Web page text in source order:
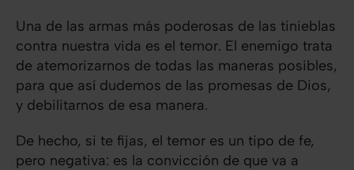
Una de las armas más poderosas de las tinieblas
contra nuestra vida es el temor. El enemigo trata
de atemorizarnos de todas las maneras posibles,
para que así dudemos de las promesas de Dios,
y debilitarnos de esa manera.
De hecho, si te fijas, el temor es un tipo de fe,
pero negativa: es la convicción de que va a